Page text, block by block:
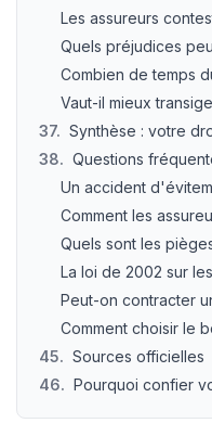
Les assureurs
Quels préjudices
Combien de temps
Vaut-il mieux
37. Synthèse : votre
38. Questions
Un accident
Comment les
Quels sont les
La loi de 2002 sur
Peut-on contracter
Comment choisir le
45. Sources officielles
46. Pourquoi confier